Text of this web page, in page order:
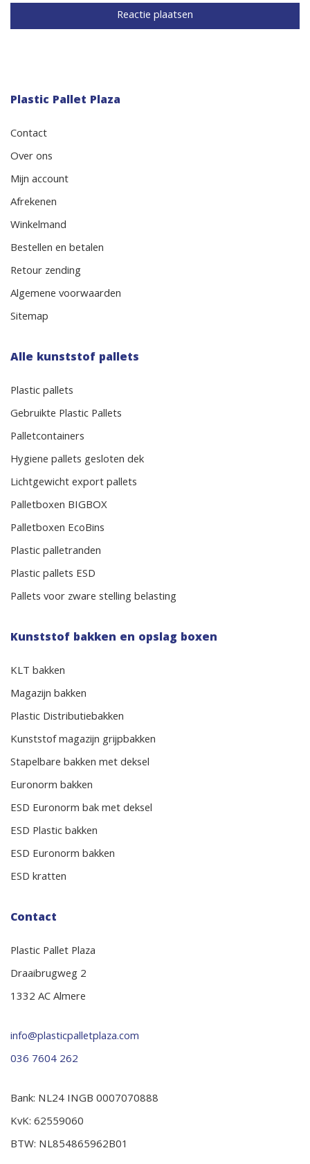
Plastic Pallet Plaza
Contact
Over ons
Mijn account
Afrekenen
Winkelmand
Bestellen en betalen
Retour zending
Algemene voorwaarden
Sitemap
Alle kunststof pallets
Plastic pallets
Gebruikte Plastic Pallets
Palletcontainers
Hygiene pallets gesloten dek
Lichtgewicht export pallets
Palletboxen BIGBOX
Palletboxen EcoBins
Plastic palletranden
Plastic pallets ESD
Pallets voor zware stelling belasting
Kunststof bakken en opslag boxen
KLT bakken
Magazijn bakken
Plastic Distributiebakken
Kunststof magazijn grijpbakken
Stapelbare bakken met deksel
Euronorm bakken
ESD Euronorm bak met deksel
ESD Plastic bakken
ESD Euronorm bakken
ESD kratten
Contact
Plastic Pallet Plaza
Draaibrugweg 2
1332 AC Almere
info@plasticpalletplaza.com
036 7604 262
Bank: NL24 INGB 0007070888
KvK: 62559060
BTW: NL854865962B01